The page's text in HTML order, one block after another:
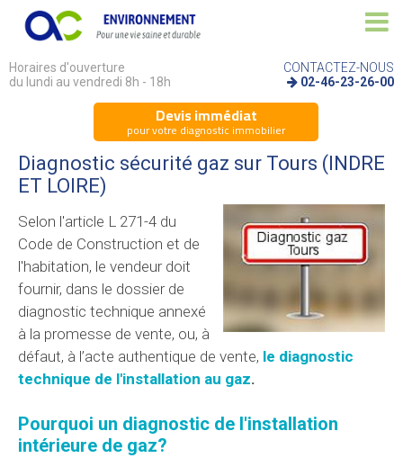
Horaires d'ouverture
du lundi au vendredi 8h - 18h
CONTACTEZ-NOUS
02-46-23-26-00
Devis immédiat
pour votre diagnostic immobilier
Diagnostic sécurité gaz sur Tours (INDRE
ET LOIRE)
Selon l'article L 271-4 du
Code de Construction et de
l'habitation, le vendeur doit
fournir, dans le dossier de
diagnostic technique annexé
à la promesse de vente, ou, à
défaut, à l’acte authentique de vente, le diagnostic
technique de l'installation au gaz.
Pourquoi un diagnostic de l'installation
intérieure de gaz?